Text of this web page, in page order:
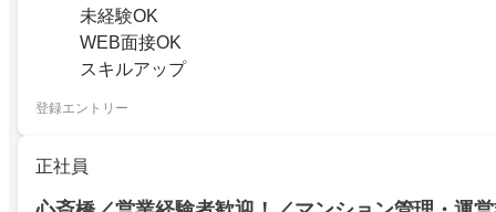
未経験OK
WEB面接OK
スキルアップ
登録エントリー
正社員